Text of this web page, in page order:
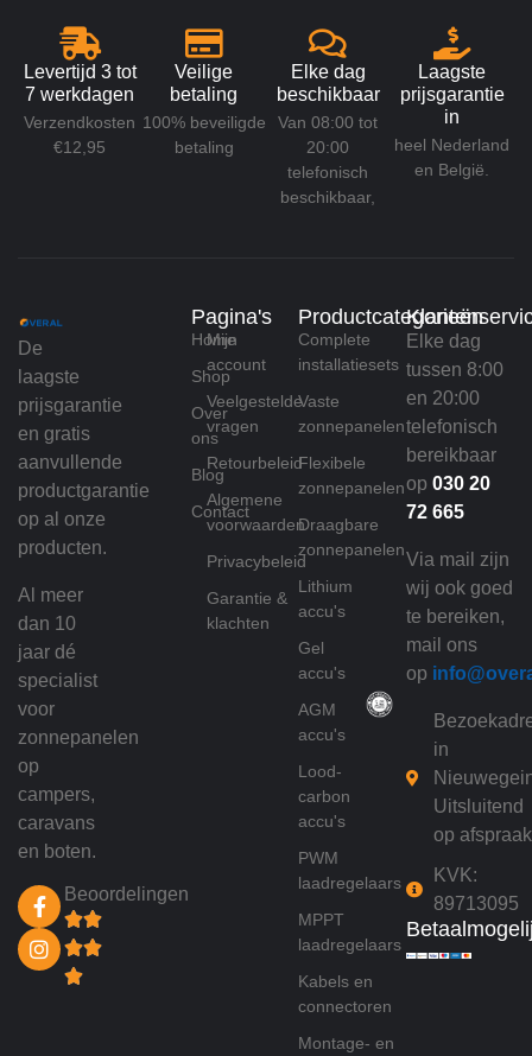
Levertijd 3 tot
7 werkdagen
Verzendkosten
€12,95
Veilige
betaling
100% beveiligde
betaling
Elke dag
beschikbaar
Van 08:00 tot
20:00
telefonisch
beschikbaar,
Laagste
prijsgarantie
in
heel Nederland
en België.
De
laagste
prijsgarantie
en gratis
aanvullende
productgarantie
op al onze
producten.
Al meer
dan 10
jaar dé
specialist
voor
zonnepanelen
op
campers,
caravans
en boten.
Beoordelingen
Pagina's
Home
Shop
Over
ons
Blog
Contact
Mijn
account
Veelgestelde
vragen
Retourbeleid
Algemene
voorwaarden
Privacybeleid
Garantie &
klachten
Productcategorieën
Complete
installatiesets
Vaste
zonnepanelen
Flexibele
zonnepanelen
Draagbare
zonnepanelen
Lithium
accu's
Gel
accu's
AGM
accu's
Lood-
carbon
accu's
PWM
laadregelaars
MPPT
laadregelaars
Kabels en
connectoren
Montage- en
Elke dag
tussen 8:00
en 20:00
telefonisch
bereikbaar
op030 20
72 665
Via mail zijn
wij ook goed
te bereiken,
mail ons
op
in
Uitsluitend
op afspraak
KVK:
89713095